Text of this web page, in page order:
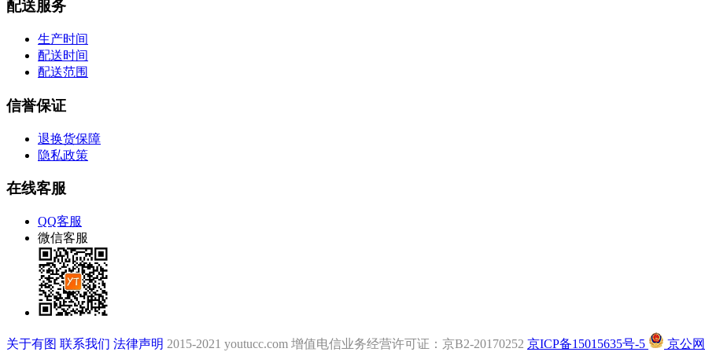
配送服务
生产时间
配送时间
配送范围
信誉保证
退换货保障
隐私政策
在线客服
QQ客服
微信客服
关于有图 联系我们 法律声明 2015-2021 youtucc.com 增值电信业务经营许可证：京B2-20170252 京ICP备15015635号-5 京公